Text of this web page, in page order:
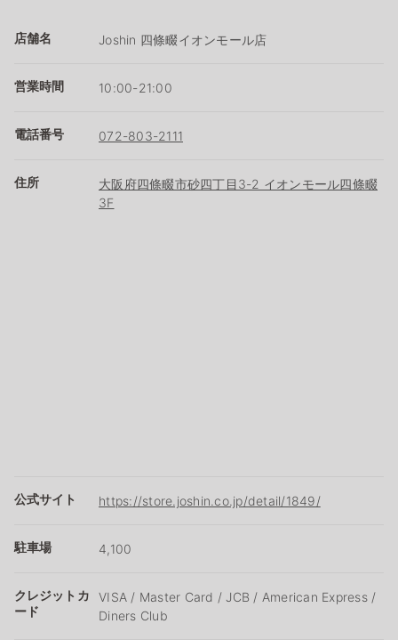
店舗名 Joshin 四條畷イオンモール店
営業時間 10:00-21:00
電話番号 072-803-2111
住所
大阪府四條畷市砂四丁目3-2 イオンモール四條畷
3F
公式サイト https://store.joshin.co.jp/detail/1849/
駐車場 4,100
クレジットカ
ード
VISA / Master Card / JCB / American Express /
Diners Club